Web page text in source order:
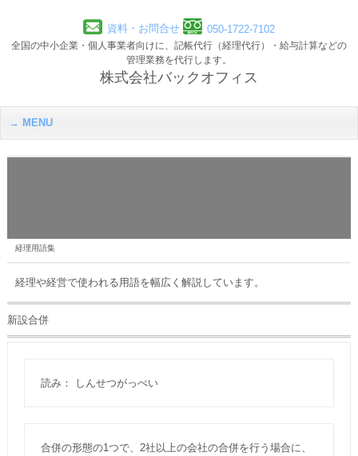
資料・お問合せ 050-1722-7102
全国の中小企業・個人事業者向けに、記帳代行（経理代行）・給与計算などの
管理業務を代行します。
株式会社バックオフィス
MENU
経理用語集
経理や経営で使われる用語を幅広く解説しています。
新設合併
読み： しんせつがっぺい
合併の形態の1つで、2社以上の会社の合併を行う場合に、